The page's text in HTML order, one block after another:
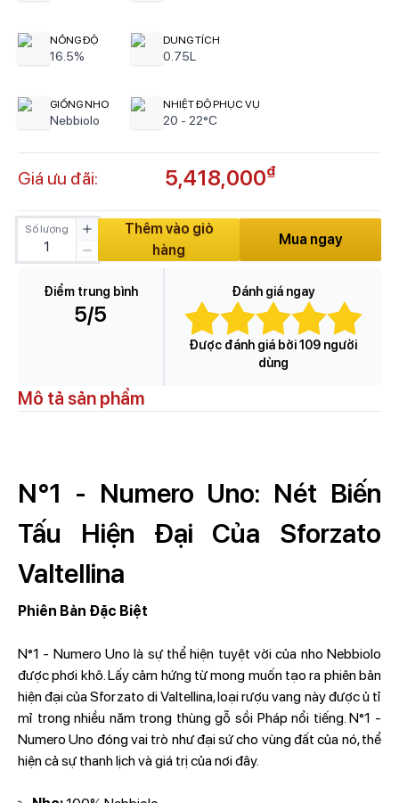
NỒNG ĐỘ
16.5%
GIỐNG NHO
Nebbiolo
DUNG TÍCH
0.75L
NHIỆT ĐỘ PHỤC VỤ
20 - 22°C
Giá ưu đãi: 5,418,000₫
Số lượng
Thêm vào giỏ
hàng
Mua ngay
Điểm trung bình
5/5
Đánh giá ngay
Được đánh giá bởi 109 người
dùng
Mô tả sản phẩm
N°1 - Numero Uno: Nét Biến
Tấu Hiện Đại Của Sforzato
Valtellina
Phiên Bản Đặc Biệt
N°1 - Numero Uno là sự thể hiện tuyệt vời của nho Nebbiolo
được phơi khô. Lấy cảm hứng từ mong muốn tạo ra phiên bản
hiện đại của Sforzato di Valtellina, loại rượu vang này được ủ tỉ
mỉ trong nhiều năm trong thùng gỗ sồi Pháp nổi tiếng. N°1 -
Numero Uno đóng vai trò như đại sứ cho vùng đất của nó, thể
hiện cả sự thanh lịch và giá trị của nơi đây.